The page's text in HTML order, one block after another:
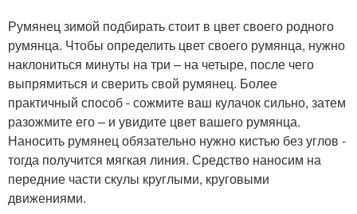
Румянец зимой подбирать стоит в цвет своего родного
румянца. Чтобы определить цвет своего румянца, нужно
наклониться минуты на три – на четыре, после чего
выпрямиться и сверить свой румянец. Более
практичный способ - сожмите ваш кулачок сильно, затем
разожмите его – и увидите цвет вашего румянца.
Наносить румянец обязательно нужно кистью без углов -
тогда получится мягкая линия. Средство наносим на
передние части скулы круглыми, круговыми
движениями.